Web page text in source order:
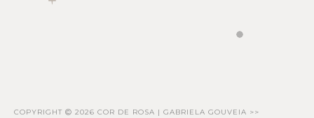
COPYRIGHT 2026 COR DE ROSA | GABRIELA GOUVEIA >>